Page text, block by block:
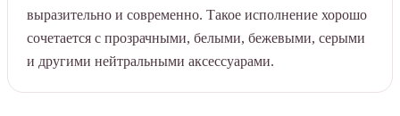
выразительно и современно. Такое исполнение хорошо
сочетается с прозрачными, белыми, бежевыми, серыми
и другими нейтральными аксессуарами.